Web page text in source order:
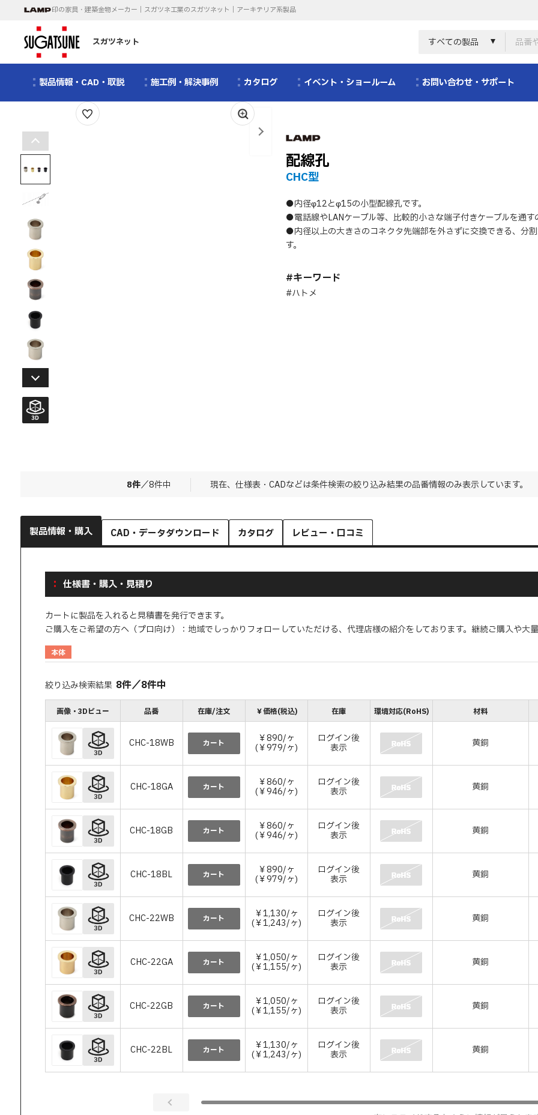
印の家具・建築金物メーカー｜スガツネ工業のスガツネット｜アーキテリア系製品
スガツネット すべての製品
製品情報・CAD・取説 施工例・解決事例 カタログ イベント・ショールーム お問い合わせ・サポート
配線孔
CHC型
●内径φ12とφ15の小型配線孔です。
●電話線やLANケーブル等、比較的小さな端子付きケーブルを通す
●内径以上の大きさのコネクタ先端部を外さずに交換できる、分
す。
#キーワード
#ハトメ
8件／8件中 現在、仕様表・CADなどは条件検索の絞り込み結果の品番情報のみ表示しています。
製品情報・購入 CAD・データダウンロード カタログ レビュー・口コミ
仕様書・購入・見積り
カートに製品を入れると見積書を発行できます。
ご購入をご希望の方へ（プロ向け）：地域でしっかりフォローしていただける、代理店様の紹介をしております。継続ご購入や大
本体
絞り込み検索結果 8件／8件中
画像・3Dビュー 品番 在庫/注文 ￥価格(税込) 在庫 環境対応(RoHS) 材料
CHC-18WB カート ￥890/ヶ
(￥979/ヶ)
ログイン後
表示 黄銅
CHC-18GA カート ￥860/ヶ
(￥946/ヶ)
ログイン後
表示 黄銅
CHC-18GB カート ￥860/ヶ
(￥946/ヶ)
ログイン後
表示 黄銅
CHC-18BL カート ￥890/ヶ
(￥979/ヶ)
ログイン後
表示 黄銅
CHC-22WB カート ￥1,130/ヶ
(￥1,243/ヶ)
ログイン後
表示 黄銅
CHC-22GA カート ￥1,050/ヶ
(￥1,155/ヶ)
ログイン後
表示 黄銅
CHC-22GB カート ￥1,050/ヶ
(￥1,155/ヶ)
ログイン後
表示 黄銅
CHC-22BL カート ￥1,130/ヶ
(￥1,243/ヶ)
ログイン後
表示 黄銅